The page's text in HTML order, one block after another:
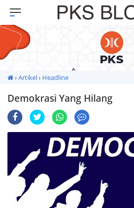
Premium
By
With
Templates
›Artikel› Headline
Demokrasi Yang Hilang